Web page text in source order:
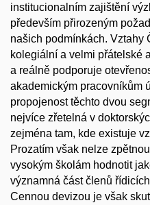
institucionalním zajištění
především přirozeným
našich podmínkách. Vztahy
kolegiální a velmi přátelské
a reálně podporuje
akademickým pracovníkům
propojenost těchto dvou
nejvíce zřetelná v
zejména tam, kde existuje
Prozatím však nelze
vysokým školám hodnotit
významná část členů
Cennou devizou je však